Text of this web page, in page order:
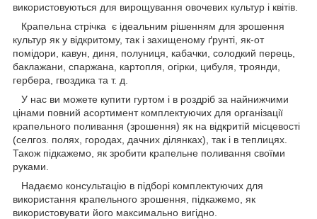
використовуються для вирощування овочевих культур і квітів.
Крапельна стрічка є ідеальним рішенням для зрошення
культур як у відкритому, так і захищеному ґрунті, як-от
помідори, кавун, диня, полуниця, кабачки, солодкий перець,
баклажани, спаржана, картопля, огірки, цибуля, троянди,
гербера, гвоздика та т. д.
У нас ви можете купити гуртом і в роздріб за найнижчими
цінами повний асортимент комплектуючих для організації
крапельного поливання (зрошення) як на відкритій місцевості
(селгоз. полях, городах, дачних ділянках), так і в теплицях.
Також підкажемо, як зробити крапельне поливання своїми
руками.
Надаємо консультацію в підборі комплектуючих для
використання крапельного зрошення, підкажемо, як
використовувати його максимально вигідно.